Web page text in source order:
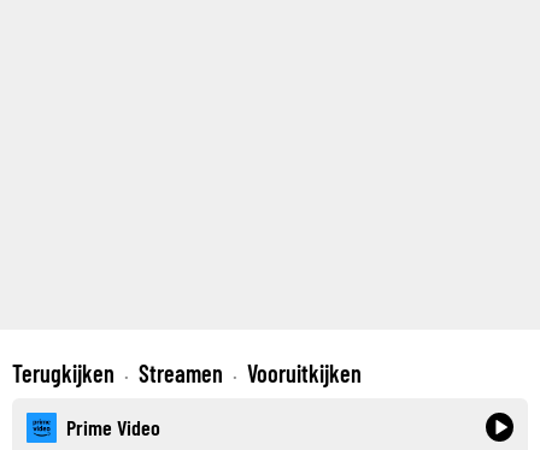
Terugkijken · Streamen · Vooruitkijken
Prime Video